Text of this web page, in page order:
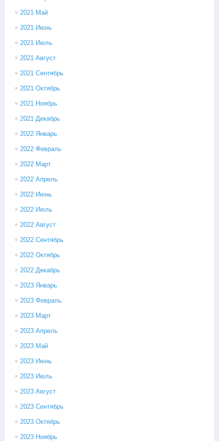
2021 Май
2021 Июнь
2021 Июль
2021 Август
2021 Сентябрь
2021 Октябрь
2021 Ноябрь
2021 Декабрь
2022 Январь
2022 Февраль
2022 Март
2022 Апрель
2022 Июнь
2022 Июль
2022 Август
2022 Сентябрь
2022 Октябрь
2022 Декабрь
2023 Январь
2023 Февраль
2023 Март
2023 Апрель
2023 Май
2023 Июнь
2023 Июль
2023 Август
2023 Сентябрь
2023 Октябрь
2023 Ноябрь